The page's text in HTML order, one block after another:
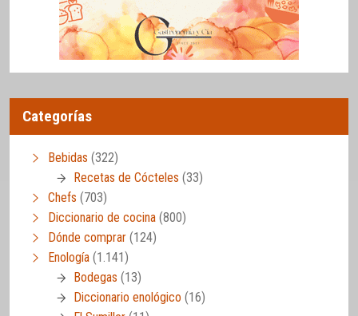
Categorías
Bebidas (322)
Recetas de Cócteles (33)
Chefs (703)
Diccionario de cocina (800)
Dónde comprar (124)
Enología (1.141)
Bodegas (13)
Diccionario enológico (16)